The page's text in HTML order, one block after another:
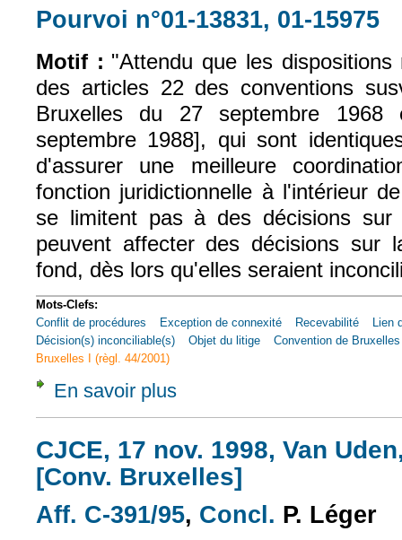
Pourvoi n°01-13831, 01-15975
Motif : "Attendu que les
des articles 22 des conventions
Bruxelles du 27 septembre
septembre 1988], qui sont
d'assurer une meilleure
fonction juridictionnelle à l'intérieur
se limitent pas à des décisions
peuvent affecter des décisions sur
fond, dès lors qu'elles seraient
Mots-Clefs:
Conflit de procédures
Exception de connexité Recevabilité
Lien
Décision(s) inconciliable(s)
Objet du litige
Convention de Bruxelles
Bruxelles I (règl. 44/2001)
En savoir plus
CJCE, 17 nov. 1998, Van
[Conv. Bruxelles]
Aff. C-391/95 (le lien est externe)
, Concl. (le lien est
P. Léger